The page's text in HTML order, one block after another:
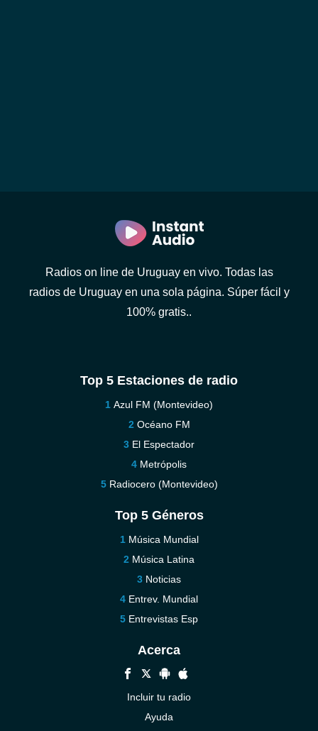
Radios on line de Uruguay en vivo. Todas las
radios de Uruguay en una sola página. Súper fácil y
100% gratis..
Top 5 Estaciones de radio
Azul FM (Montevideo)
Océano FM
El Espectador
Metrópolis
Radiocero (Montevideo)
Top 5 Géneros
Música Mundial
Música Latina
Noticias
Entrev. Mundial
Entrevistas Esp
Acerca
Incluir tu radio
Ayuda